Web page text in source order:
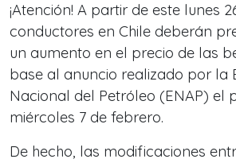
¡Atención! A partir de este lunes
conductores en Chile deberán
un aumento en el precio de las
base al anuncio realizado por la
Nacional del Petróleo (ENAP) el
miércoles 7 de febrero.
De hecho, las modificaciones